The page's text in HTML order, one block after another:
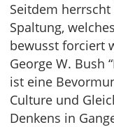
Seitdem
Spaltung,
bewusst forciert
George W. Bush
ist eine
Culture und
Denkens in